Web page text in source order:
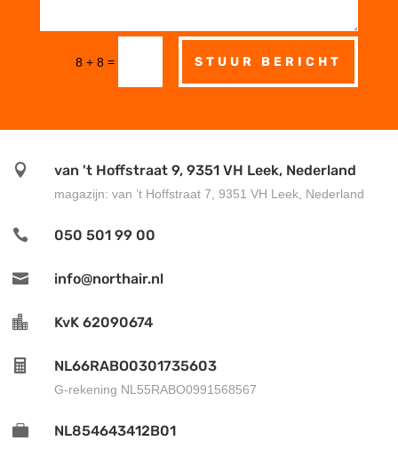
8 + 8 = STUUR BERICHT
 van 't Hoffstraat 9, 9351 VH Leek, Nederland
magazijn: van ’t Hoffstraat 7, 9351 VH Leek, Nederland
 050 501 99 00
 info@northair.nl
 KvK 62090674
 NL66RABO0301735603
G-rekening NL55RABO0991568567
 NL854643412B01